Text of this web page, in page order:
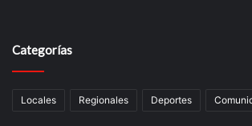
Categorías
Locales Regionales Deportes